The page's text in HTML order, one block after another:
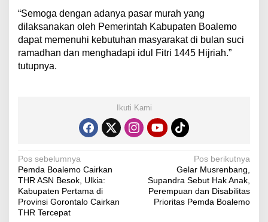
“Semoga dengan adanya pasar murah yang
dilaksanakan oleh Pemerintah Kabupaten Boalemo
dapat memenuhi kebutuhan masyarakat di bulan suci
ramadhan dan menghadapi idul Fitri 1445 Hijriah.”
tutupnya.
Ikuti Kami
N
a
v
i
Pos sebelumnya
Pemda Boalemo Cairkan
THR ASN Besok, Ulkia:
Kabupaten Pertama di
Provinsi Gorontalo Cairkan
THR Tercepat
Pos berikutnya
Gelar Musrenbang,
Supandra Sebut Hak Anak,
Perempuan dan Disabilitas
Prioritas Pemda Boalemo